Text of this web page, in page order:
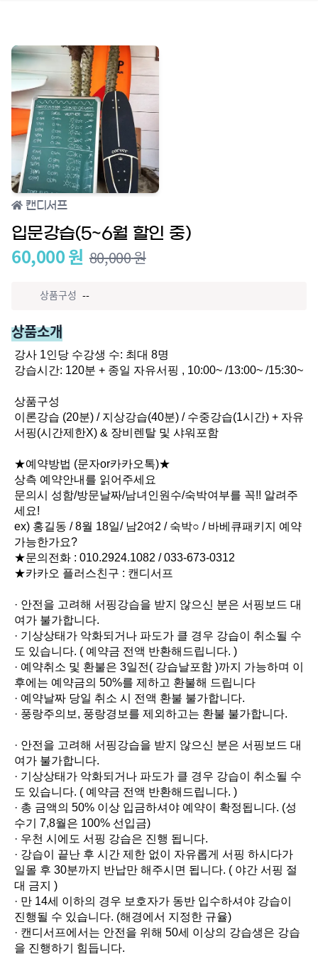
캔디서프
입문강습(5~6월 할인 중)
60,000원 80,000원
상품구성 --
상품소개
강사 1인당 수강생 수: 최대 8명
강습시간: 120분 + 종일 자유서핑 , 10:00~ /13:00~ /15:30~
상품구성
이론강습 (20분) / 지상강습(40분) / 수중강습(1시간) + 자유
서핑(시간제한X) & 장비렌탈 및 샤워포함
★예약방법 (문자or카카오톡)★
상측 예약안내를 읽어주세요
문의시 성함/방문날짜/남녀인원수/숙박여부를 꼭!! 알려주
세요!
ex) 홍길동 / 8월 18일/ 남2여2 / 숙박○ / 바베큐패키지 예약
가능한가요?
★문의전화 : 010.2924.1082 / 033-673-0312
★카카오 플러스친구 : 캔디서프
· 안전을 고려해 서핑강습을 받지 않으신 분은 서핑보드 대
여가 불가합니다.
· 기상상태가 악화되거나 파도가 클 경우 강습이 취소될 수
도 있습니다. ( 예약금 전액 반환해드립니다. )
· 예약취소 및 환불은 3일전( 강습날포함 )까지 가능하며 이
후에는 예약금의 50%를 제하고 환불해 드립니다
· 예약날짜 당일 취소 시 전액 환불 불가합니다.
· 풍랑주의보, 풍랑경보를 제외하고는 환불 불가합니다.
· 안전을 고려해 서핑강습을 받지 않으신 분은 서핑보드 대
여가 불가합니다.
· 기상상태가 악화되거나 파도가 클 경우 강습이 취소될 수
도 있습니다. ( 예약금 전액 반환해드립니다. )
· 총 금액의 50% 이상 입금하셔야 예약이 확정됩니다. (성
수기 7,8월은 100% 선입금)
· 우천 시에도 서핑 강습은 진행 됩니다.
· 강습이 끝난 후 시간 제한 없이 자유롭게 서핑 하시다가
일몰 후 30분까지 반납만 해주시면 됩니다. ( 야간 서핑 절
대 금지 )
· 만 14세 이하의 경우 보호자가 동반 입수하셔야 강습이
진행될 수 있습니다. (해경에서 지정한 규율)
· 캔디서프에서는 안전을 위해 50세 이상의 강습생은 강습
을 진행하기 힘듭니다.